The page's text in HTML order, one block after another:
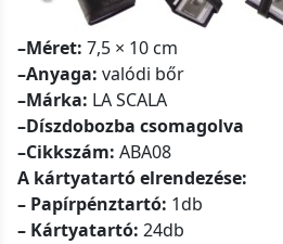
–Méret: 7,5 × 10 cm
–Anyaga: valódi bőr
–Márka: LA SCALA
–Díszdobozba csomagolva
–Cikkszám: ABA08
A kártyatartó elrendezése:
– Papírpénztartó: 1db
– Kártyatartó: 24db